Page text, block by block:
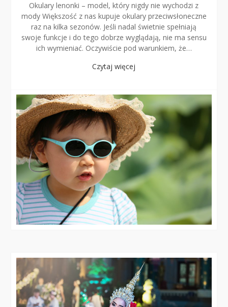
Okulary lenonki – model, który nigdy nie wychodzi z
mody Większość z nas kupuje okulary przeciwsłoneczne
raz na kilka sezonów. Jeśli nadal świetnie spełniają
swoje funkcje i do tego dobrze wyglądają, nie ma sensu
ich wymieniać. Oczywiście pod warunkiem, że…
Czytaj więcej